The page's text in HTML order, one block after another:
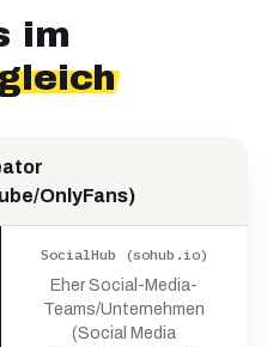
im
OnlyFans)
SocialHub (sohub.io)
Eher Social-Media-
Teams/Unternehmen
(Social Media